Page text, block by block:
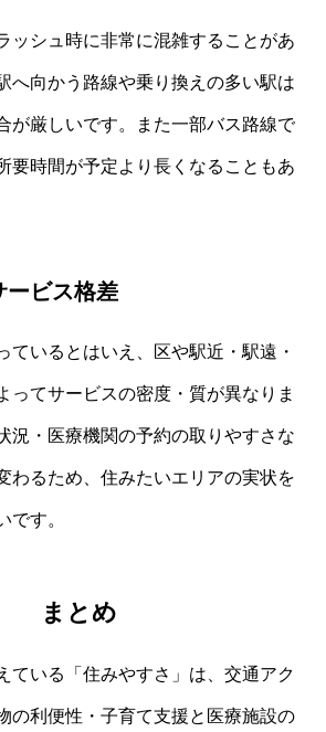
ッシュ時に非常に混雑することがあ
へ向かう路線や乗り換えの多い駅は
が厳しいです。また一部バス路線で
要時間が予定より長くなることもあ
ービス格差
ているとはいえ、区や駅近・駅遠・
ってサービスの密度・質が異なりま
況・医療機関の予約の取りやすさな
わるため、住みたいエリアの実状を
です。
まとめ
ている「住みやすさ」は、交通アク
の利便性・子育て支援と医療施設の